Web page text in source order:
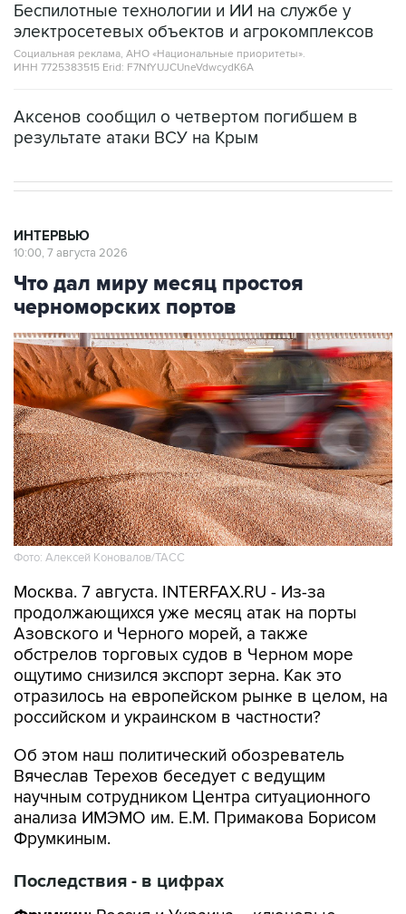
Беспилотные технологии и ИИ на службе у
электросетевых объектов и агрокомплексов
Социальная реклама, АНО «Национальные приоритеты».
ИНН 7725383515 Erid: F7NfYUJCUneVdwcydK6A
Аксенов сообщил о четвертом погибшем в
результате атаки ВСУ на Крым
ИНТЕРВЬЮ
10:00, 7 августа 2026
Что дал миру месяц простоя
черноморских портов
Фото: Алексей Коновалов/ТАСС
Москва. 7 августа. INTERFAX.RU - Из-за
продолжающихся уже месяц атак на порты
Азовского и Черного морей, а также
обстрелов торговых судов в Черном море
ощутимо снизился экспорт зерна. Как это
отразилось на европейском рынке в целом, на
российском и украинском в частности?
Об этом наш политический обозреватель
Вячеслав Терехов беседует с ведущим
научным сотрудником Центра ситуационного
анализа ИМЭМО им. Е.М. Примакова Борисом
Фрумкиным.
Последствия - в цифрах